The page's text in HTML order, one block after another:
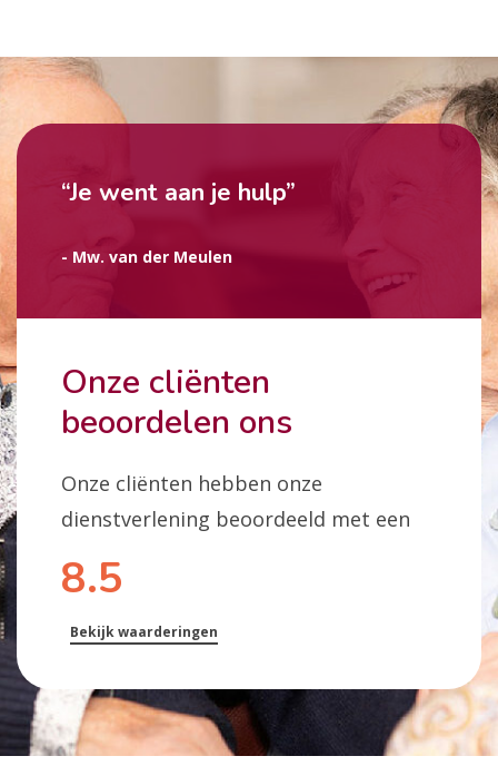
Onze cliënten
beoordelen ons
Onze cliënten hebben onze
dienstverlening beoordeeld met een
8.5
Bekijk waarderingen
“Je went aan je hulp”
- Mw. van der Meulen